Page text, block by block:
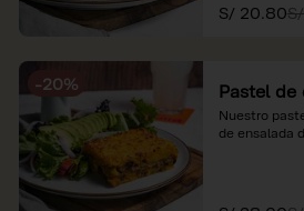
S/ 20.80
-20% Pastel de
Nuestro
de ensalada